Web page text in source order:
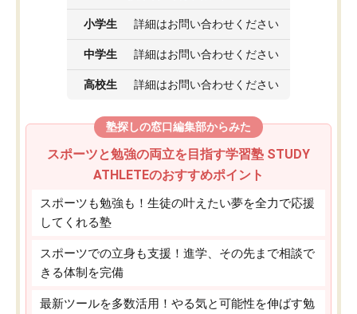
小学生 詳細はお問い合わせください
中学生 詳細はお問い合わせください
高校生 詳細はお問い合わせください
塾探しの窓口編集部からみた
スポーツと勉強の両立を目指す学習塾 STUDY
ATHLETEのおすすめポイント
スポーツも勉強も！生徒の叶えたい夢を全力で応援
してくれる塾
スポーツでの立身も支援！進学、その先まで相談で
きる体制を完備
最新ツールを多数活用！やる気と可能性を伸ばす勉